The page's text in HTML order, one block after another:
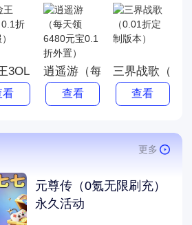
折）
3OL（0.1折怀旧服）
看
逍遥游（每天领6480元宝
查看
三界战歌（
查看
更多
元尊传（0氪无限刷充）
永久活动